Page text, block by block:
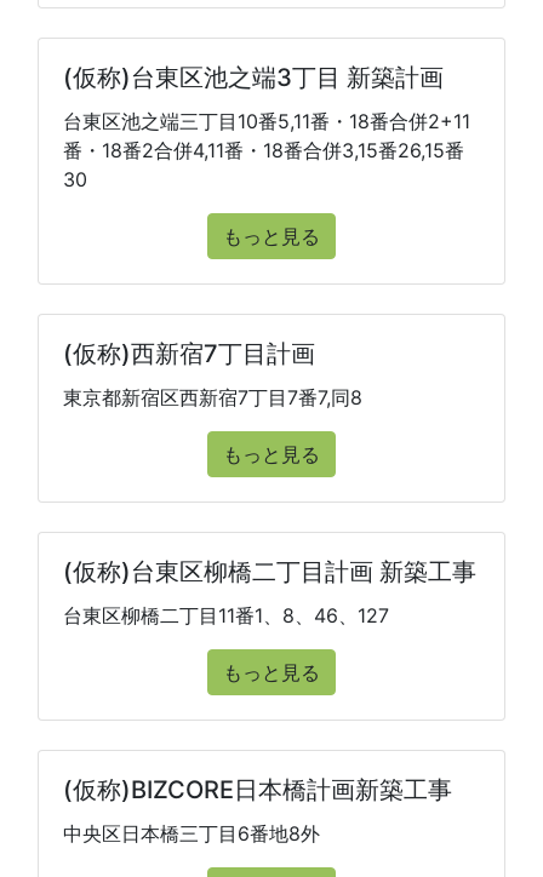
(仮称)台東区池之端3丁目 新築計画
台東区池之端三丁目10番5,11番・18番合併2+11
番・18番2合併4,11番・18番合併3,15番26,15番
30
もっと見る
(仮称)西新宿7丁目計画
東京都新宿区西新宿7丁目7番7,同8
もっと見る
(仮称)台東区柳橋二丁目計画 新築工事
台東区柳橋二丁目11番1、8、46、127
もっと見る
(仮称)BIZCORE日本橋計画新築工事
中央区日本橋三丁目6番地8外